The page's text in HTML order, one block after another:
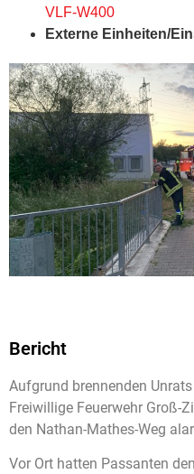
VLF-W400
Externe Einheiten/
Bericht
Aufgrund brennenden
Freiwillige Feuerwehr Groß-
den Nathan-Mathes-Weg
Vor Ort hatten Passanten